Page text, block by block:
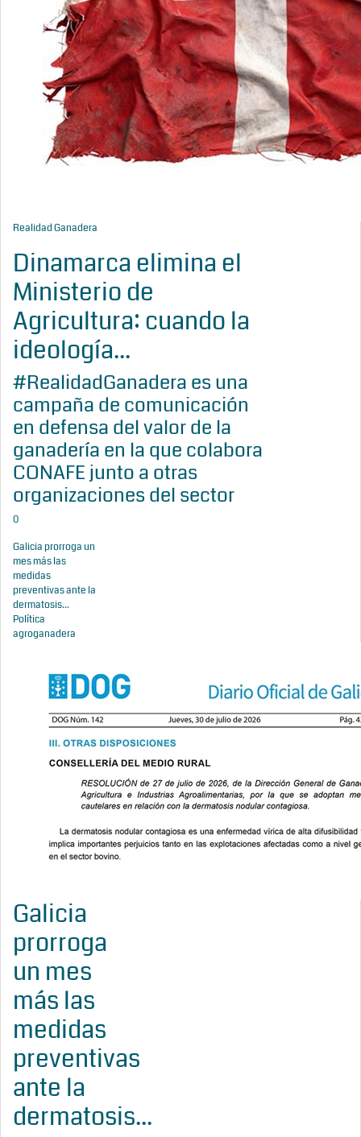
Realidad Ganadera
Dinamarca elimina el
Ministerio de
Agricultura: cuando la
ideología...
#RealidadGanadera es una
campaña de comunicación
en defensa del valor de la
ganadería en la que colabora
CONAFE junto a otras
organizaciones del sector
0
Galicia prorroga un
mes más las
medidas
preventivas ante la
dermatosis...
Política
agroganadera
Galicia
prorroga
un mes
más las
medidas
preventivas
ante la
dermatosis...